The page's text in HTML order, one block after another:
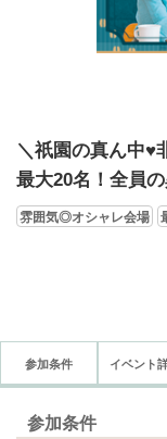
＼祇園の真ん中♥
最大20名！全員
雰囲気◎オシャレ会場
参加条件 イベント
参加条件